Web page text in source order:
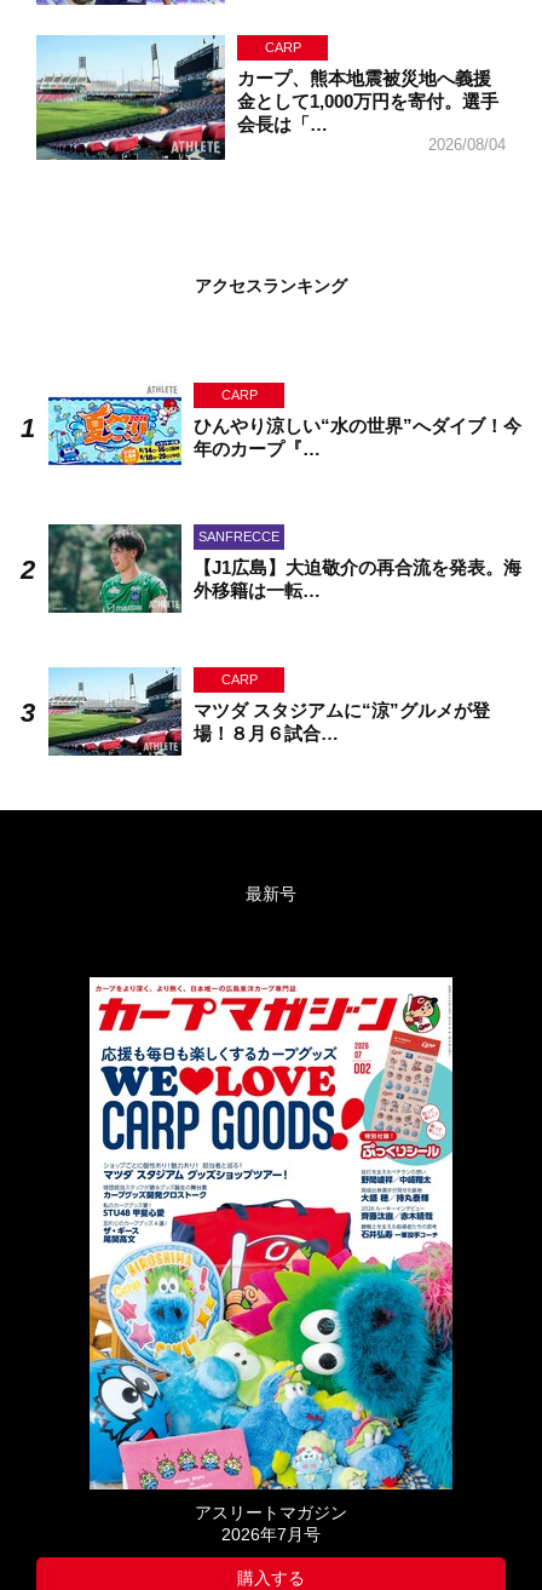
CARP
カープ、熊本地震被災地へ義援
金として1,000万円を寄付。選手
会長は「…
2026/08/04
アクセスランキング
CARP
ひんやり涼しい“水の世界”へダイブ！今
年のカープ『…
SANFRECCE
【J1広島】大迫敬介の再合流を発表。海
外移籍は一転…
CARP
マツダ スタジアムに“涼”グルメが登
場！８月６試合…
最新号
アスリートマガジン
2026年7月号
購入する